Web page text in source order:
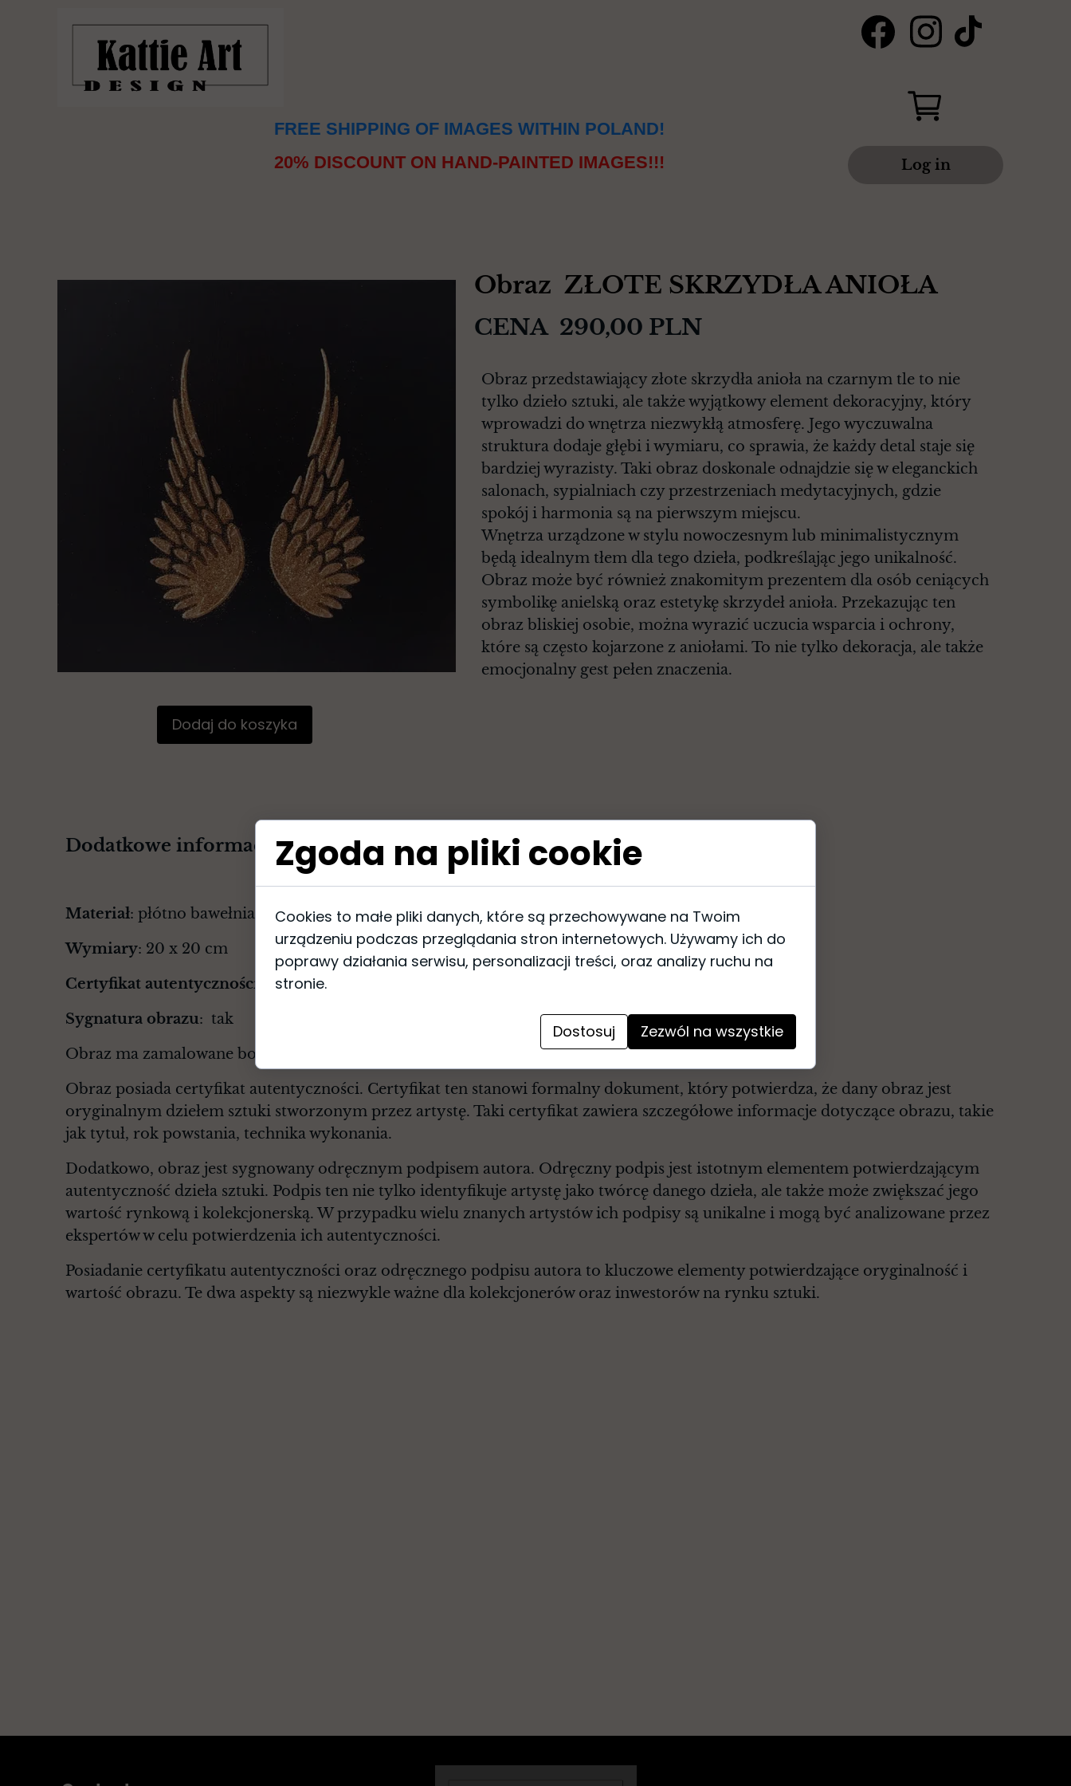
FREE SHIPPING OF IMAGES WITHIN POLAND!
20% DISCOUNT ON HAND-PAINTED IMAGES!!!
Log in
Dodaj do koszyka
Obraz przedstawiający złote skrzydła anioła na czarnym tle to nie
tylko dzieło sztuki, ale także wyjątkowy element dekoracyjny, który
wprowadzi do wnętrza niezwykłą atmosferę. Jego wyczuwalna
struktura dodaje głębi i wymiaru, co sprawia, że każdy detal staje się
bardziej wyrazisty. Taki obraz doskonale odnajdzie się w eleganckich
salonach, sypialniach czy przestrzeniach medytacyjnych, gdzie
spokój i harmonia są na pierwszym miejscu.
Wnętrza urządzone w stylu nowoczesnym lub minimalistycznym
będą idealnym tłem dla tego dzieła, podkreślając jego unikalność.
Obraz może być również znakomitym prezentem dla osób ceniących
symbolikę anielską oraz estetykę skrzydeł anioła. Przekazując ten
obraz bliskiej osobie, można wyrazić uczucia wsparcia i ochrony,
które są często kojarzone z aniołami. To nie tylko dekoracja, ale także
emocjonalny gest pełen znaczenia.
CENA 290,00 PLN
Obraz ZŁOTE SKRZYDŁA ANIOŁA
Dodatkowe informacje o obrazie
Materiał: płótno bawełniane, farby akrylowe, werniks, struktura 3D
Wymiary: 20 x 20 cm
Certyfikat autentyczności
: tak
Sygnatura obrazu: tak
Obraz ma zamalowane boki - nie wymaga ramy
Obraz posiada certyfikat autentyczności. Certyfikat ten stanowi formalny dokument, który potwierdza, że dany obraz jest
oryginalnym dziełem sztuki stworzonym przez artystę. Taki certyfikat zawiera szczegółowe informacje dotyczące obrazu, takie
jak tytuł, rok powstania, technika wykonania.
Dodatkowo, obraz jest sygnowany odręcznym podpisem autora. Odręczny podpis jest istotnym elementem potwierdzającym
autentyczność dzieła sztuki. Podpis ten nie tylko identyfikuje artystę jako twórcę danego dzieła, ale także może zwiększać jego
wartość rynkową i kolekcjonerską. W przypadku wielu znanych artystów ich podpisy są unikalne i mogą być analizowane przez
ekspertów w celu potwierdzenia ich autentyczności.
Posiadanie certyfikatu autentyczności oraz odręcznego podpisu autora to kluczowe elementy potwierdzające oryginalność i
wartość obrazu. Te dwa aspekty są niezwykle ważne dla kolekcjonerów oraz inwestorów na rynku sztuki.
Zgoda na pliki cookie
Cookies to małe pliki danych, które są przechowywane na Twoim
urządzeniu podczas przeglądania stron internetowych. Używamy ich do
poprawy działania serwisu, personalizacji treści, oraz analizy ruchu na
stronie.
Dostosuj Zezwól na wszystkie